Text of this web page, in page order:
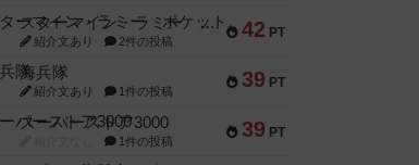
42 PT
スターマイン・ラミー ポケット
紹介文あり 2件の投稿
39 PT
海兵隊
紹介文あり 1件の投稿
39 PT
スーパーストア3000
1件の投稿